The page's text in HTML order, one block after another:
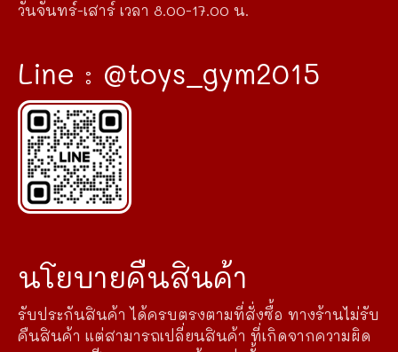
วันจันทร์-เสาร์ เวลา 8.00-17.00 น.
Line : @toys_gym2015
นโยบายคืนสินค้า
รับประกันสินค้า ได้ครบตรงตามที่สั่งซื้อ ทางร้านไม่รับ
คืนสินค้า แต่สามารถเปลี่ยนสินค้า ที่เกิดจากความผิด